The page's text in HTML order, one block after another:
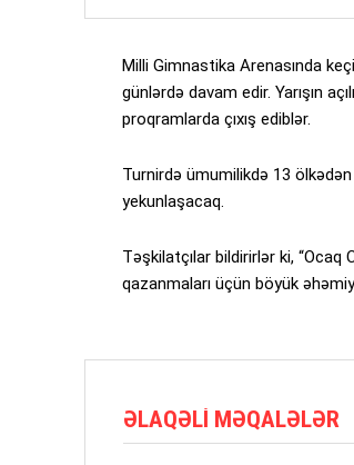
Milli Gimnastika Arenasında
günlərdə davam edir. Yarışın
proqramlarda çıxış ediblər.
Turnirdə ümumilikdə 13
yekunlaşacaq.
Təşkilatçılar bildirirlər ki, “Ocaq
qazanmaları üçün böyük
ƏLAQƏLI MƏQALƏLƏR